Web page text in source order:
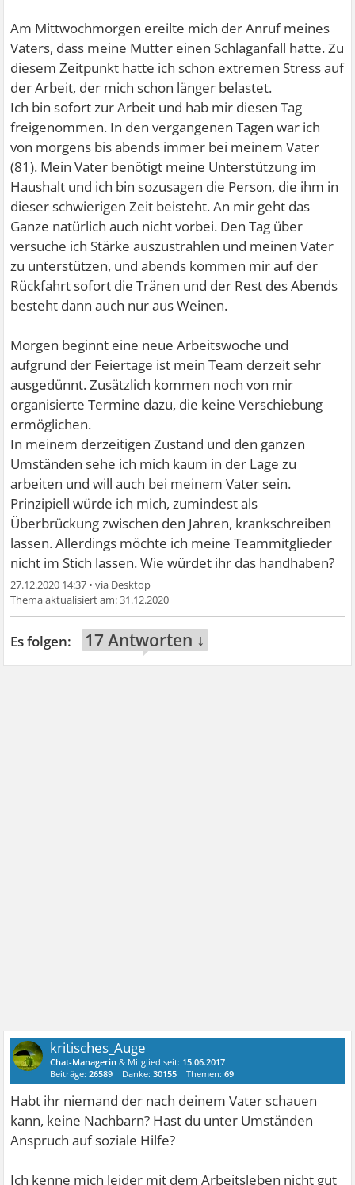
Am Mittwochmorgen ereilte mich der Anruf meines
Vaters, dass meine Mutter einen Schlaganfall hatte. Zu
diesem Zeitpunkt hatte ich schon extremen Stress auf
der Arbeit, der mich schon länger belastet.
Ich bin sofort zur Arbeit und hab mir diesen Tag
freigenommen. In den vergangenen Tagen war ich
von morgens bis abends immer bei meinem Vater
(81). Mein Vater benötigt meine Unterstützung im
Haushalt und ich bin sozusagen die Person, die ihm in
dieser schwierigen Zeit beisteht. An mir geht das
Ganze natürlich auch nicht vorbei. Den Tag über
versuche ich Stärke auszustrahlen und meinen Vater
zu unterstützen, und abends kommen mir auf der
Rückfahrt sofort die Tränen und der Rest des Abends
besteht dann auch nur aus Weinen.
Morgen beginnt eine neue Arbeitswoche und
aufgrund der Feiertage ist mein Team derzeit sehr
ausgedünnt. Zusätzlich kommen noch von mir
organisierte Termine dazu, die keine Verschiebung
ermöglichen.
In meinem derzeitigen Zustand und den ganzen
Umständen sehe ich mich kaum in der Lage zu
arbeiten und will auch bei meinem Vater sein.
Prinzipiell würde ich mich, zumindest als
Überbrückung zwischen den Jahren, krankschreiben
lassen. Allerdings möchte ich meine Teammitglieder
nicht im Stich lassen. Wie würdet ihr das handhaben?
27.12.2020 14:37 •
31.12.2020
17 Antworten ↓
kritisches_Auge
Chat-Managerin & Mitglied seit: 15.06.2017
Beiträge:26589 Danke:30155 Themen:69
Habt ihr niemand der nach deinem Vater schauen
kann, keine Nachbarn? Hast du unter Umständen
Anspruch auf soziale Hilfe?
Ich kenne mich leider mit dem Arbeitsleben nicht gut